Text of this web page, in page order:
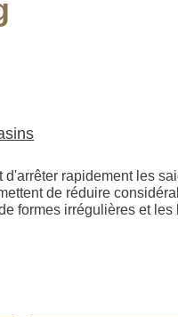
rapidement les
de réduire
formes irrégulières et les